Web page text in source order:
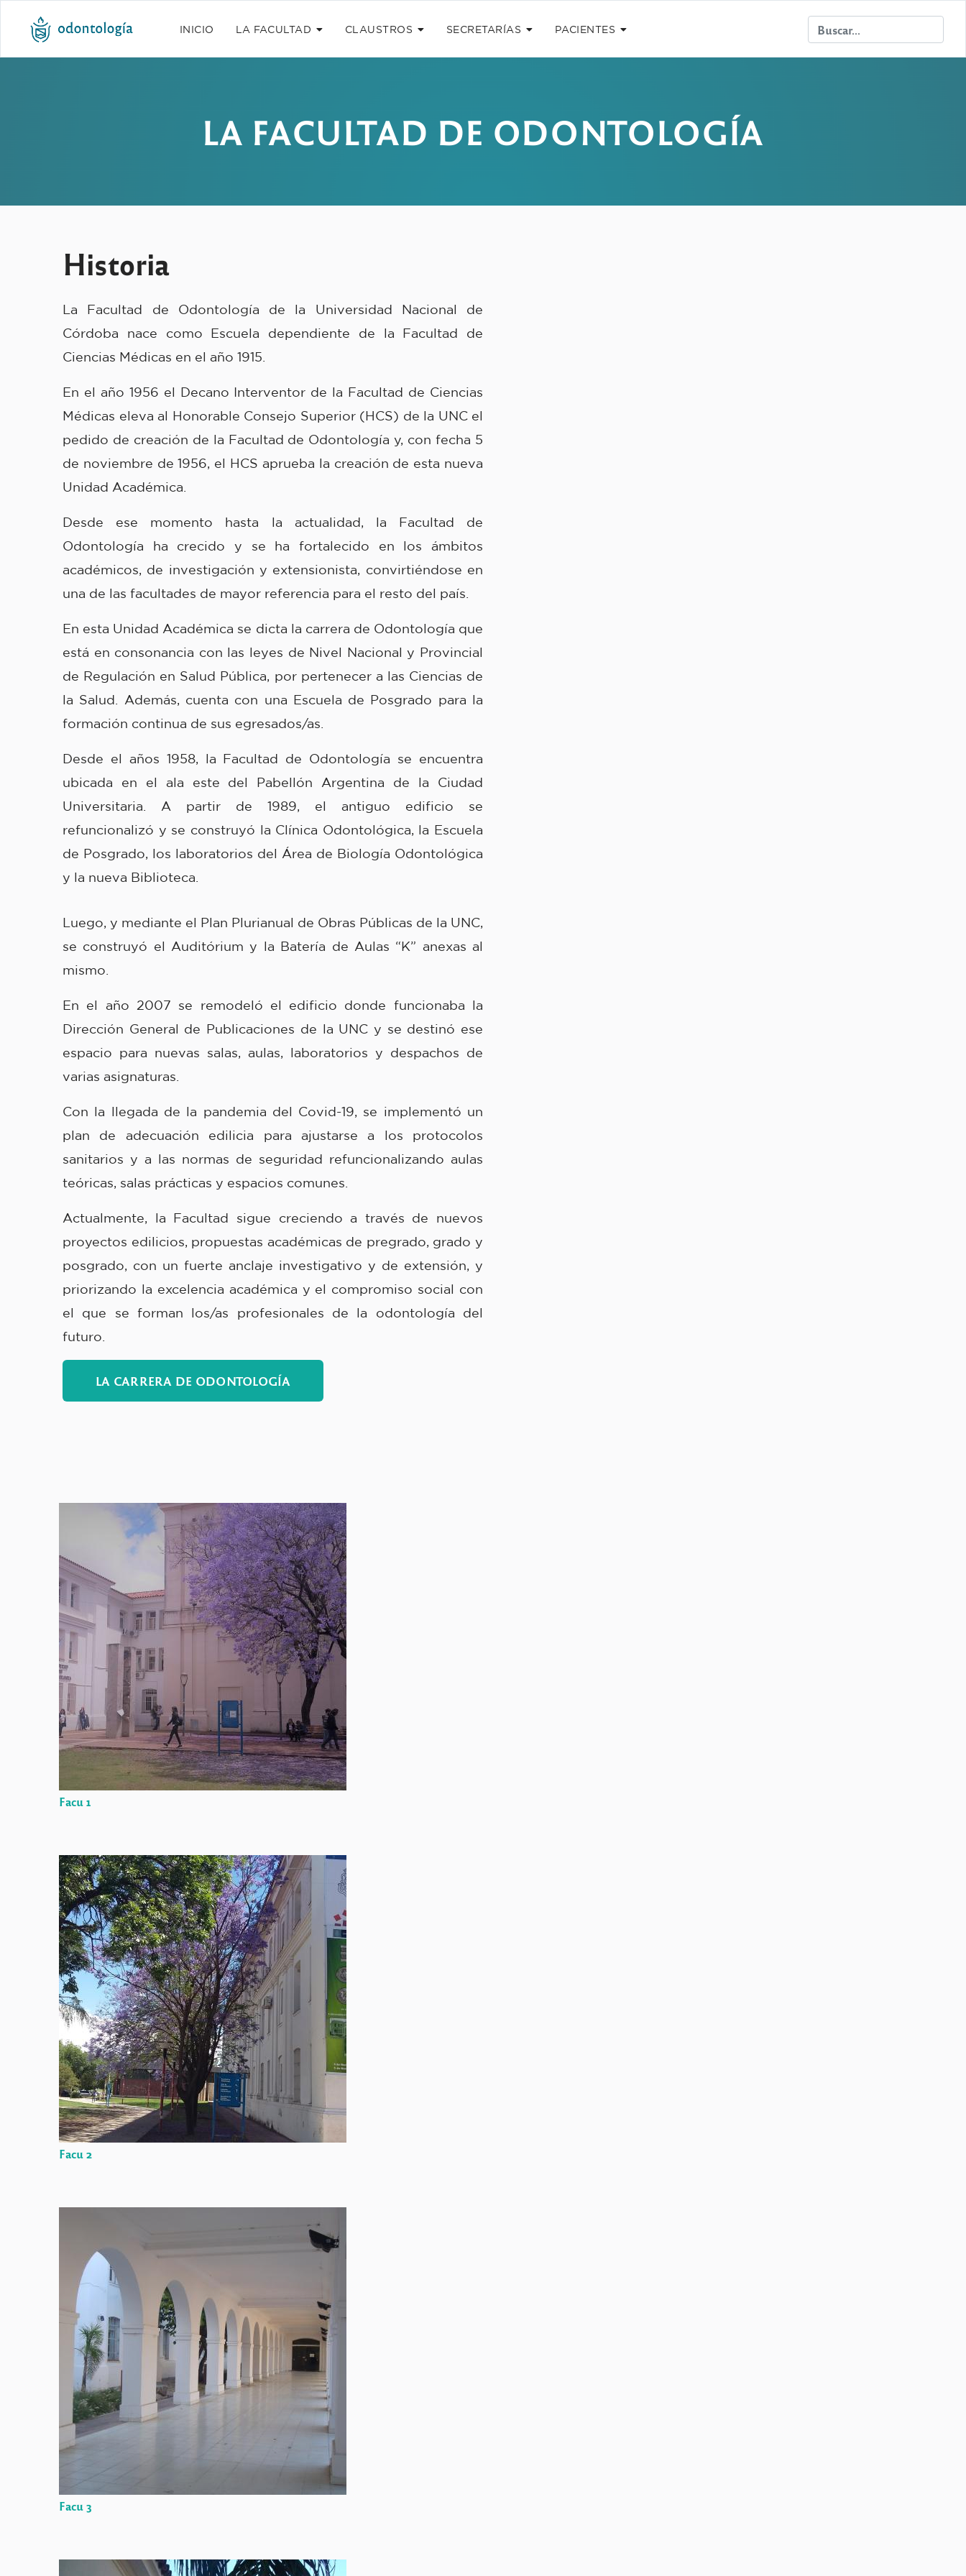
INICIO LA FACULTAD CLAUSTROS SECRETARÍAS PACIENTES
LA FACULTAD DE ODONTOLOGÍA
Historia
La Facultad de Odontología de la Universidad Nacional de
Córdoba nace como Escuela dependiente de la Facultad de
Ciencias Médicas en el año 1915.
En el año 1956 el Decano Interventor de la Facultad de Ciencias
Médicas eleva al Honorable Consejo Superior (HCS) de la UNC el
pedido de creación de la Facultad de Odontología y, con fecha 5
de noviembre de 1956, el HCS aprueba la creación de esta nueva
Unidad Académica.
Desde ese momento hasta la actualidad, la Facultad de
Odontología ha crecido y se ha fortalecido en los ámbitos
académicos, de investigación y extensionista, convirtiéndose en
una de las facultades de mayor referencia para el resto del país.
En esta Unidad Académica se dicta la carrera de Odontología que
está en consonancia con las leyes de Nivel Nacional y Provincial
de Regulación en Salud Pública, por pertenecer a las Ciencias de
la Salud. Además, cuenta con una Escuela de Posgrado para la
formación continua de sus egresados/as.
Desde el años 1958, la Facultad de Odontología se encuentra
ubicada en el ala este del Pabellón Argentina de la Ciudad
Universitaria. A partir de 1989, el antiguo edificio se
refuncionalizó y se construyó la Clínica Odontológica, la Escuela
de Posgrado, los laboratorios del Área de Biología Odontológica
y la nueva Biblioteca.
Luego, y mediante el Plan Plurianual de Obras Públicas de la UNC,
se construyó el Auditórium y la Batería de Aulas “K” anexas al
mismo.
En el año 2007 se remodeló el edificio donde funcionaba la
Dirección General de Publicaciones de la UNC y se destinó ese
espacio para nuevas salas, aulas, laboratorios y despachos de
varias asignaturas.
Con la llegada de la pandemia del Covid-19, se implementó un
plan de adecuación edilicia para ajustarse a los protocolos
sanitarios y a las normas de seguridad refuncionalizando aulas
teóricas, salas prácticas y espacios comunes.
Actualmente, la Facultad sigue creciendo a través de nuevos
proyectos edilicios, propuestas académicas de pregrado, grado y
posgrado, con un fuerte anclaje investigativo y de extensión, y
priorizando la excelencia académica y el compromiso social con
el que se forman los/as profesionales de la odontología del
futuro.
LA CARRERA DE ODONTOLOGÍA
Facu 1
Facu 2
Facu 3